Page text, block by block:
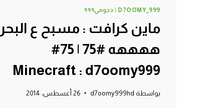
D7OOMY_999 | دحومي٩٩٩
ماين كرافت : مسبح ع البحر
ههههه #75 | 75#
Minecraft : d7oomy999
بواسطة d7oomy999hd 26 أغسطس، 2014